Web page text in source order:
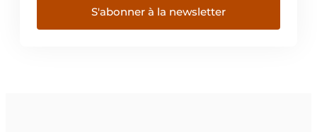
S'abonner à la newsletter